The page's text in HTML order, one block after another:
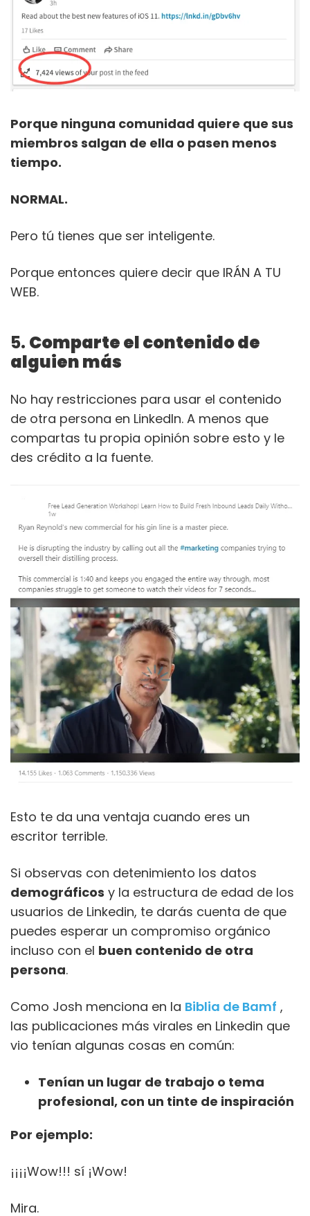
Porque ninguna comunidad quiere que sus
miembros salgan de ella o pasen menos
tiempo.
NORMAL.
Pero tú tienes que ser inteligente.
Porque entonces quiere decir que IRÁN A TU
WEB.
5. Comparte el contenido de
alguien más
No hay restricciones para usar el contenido
de otra persona en LinkedIn. A menos que
compartas tu propia opinión sobre esto y le
des crédito a la fuente.
Esto te da una ventaja cuando eres un
escritor terrible.
Si observas con detenimiento los datos
demográficos y la estructura de edad de los
usuarios de Linkedin, te darás cuenta de que
puedes esperar un compromiso orgánico
incluso con el buen contenido de otra
persona.
Como Josh menciona en la Biblia de Bamf ,
las publicaciones más virales en Linkedin que
vio tenían algunas cosas en común:
Tenían un lugar de trabajo o tema
profesional, con un tinte de inspiración
Por ejemplo:
¡¡¡¡Wow!!! sí ¡Wow!
Mira.